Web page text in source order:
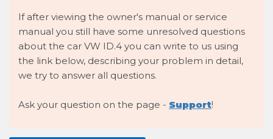
If after viewing the owner's manual or service
manual you still have some unresolved questions
about the car VW ID.4 you can write to us using
the link below, describing your problem in detail,
we try to answer all questions.
Ask your question on the page - Support!